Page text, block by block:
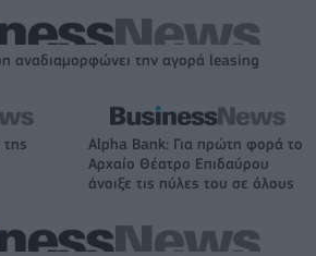
αναδιαμορφώνει την αγορά leasing
Alpha Bank: Για πρώτη φορά το
Αρχαίο Θέατρο Επιδαύρου
άνοιξε τις πύλες του σε όλους